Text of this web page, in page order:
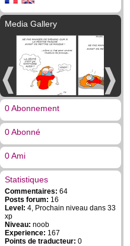
Media Gallery
0 Abonnement
0 Abonné
0 Ami
Statistiques
Commentaires: 64
Posts forum: 16
Level: 4, Prochain niveau dans 33
xp
Niveau: noob
Experience: 167
Points de traducteur: 0